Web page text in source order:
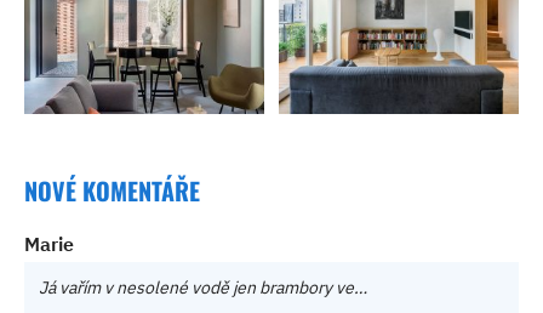
NOVÉ KOMENTÁŘE
Marie
Já vařím v nesolené vodě jen brambory ve…